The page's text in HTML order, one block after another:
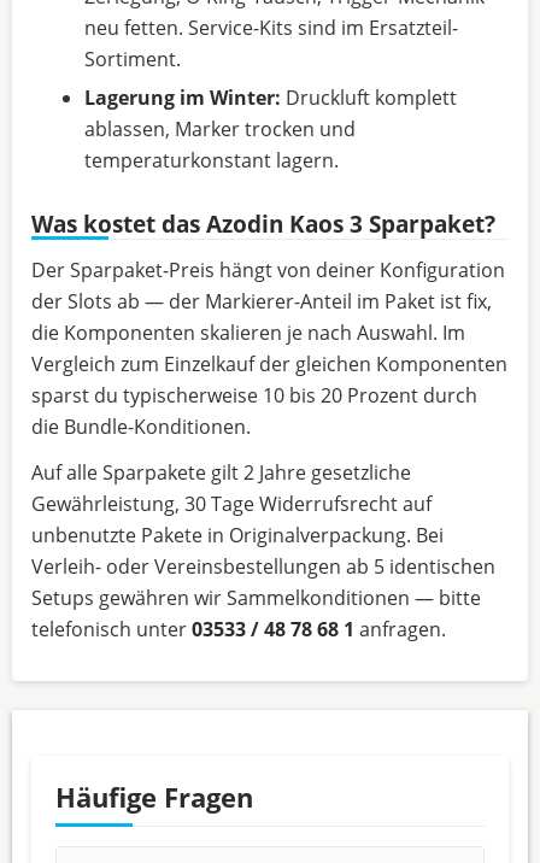
neu fetten. Service-Kits sind im Ersatzteil-
Sortiment.
Lagerung im Winter: Druckluft komplett
ablassen, Marker trocken und
temperaturkonstant lagern.
Was kostet das Azodin Kaos 3 Sparpaket?
Der Sparpaket-Preis hängt von deiner Konfiguration
der Slots ab — der Markierer-Anteil im Paket ist fix,
die Komponenten skalieren je nach Auswahl. Im
Vergleich zum Einzelkauf der gleichen Komponenten
sparst du typischerweise 10 bis 20 Prozent durch
die Bundle-Konditionen.
Auf alle Sparpakete gilt 2 Jahre gesetzliche
Gewährleistung, 30 Tage Widerrufsrecht auf
unbenutzte Pakete in Originalverpackung. Bei
Verleih- oder Vereinsbestellungen ab 5 identischen
Setups gewähren wir Sammelkonditionen — bitte
telefonisch unter03533 / 48 78 68 1 anfragen.
Häufige Fragen